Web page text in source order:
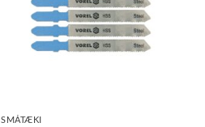
SMÁTÆKI